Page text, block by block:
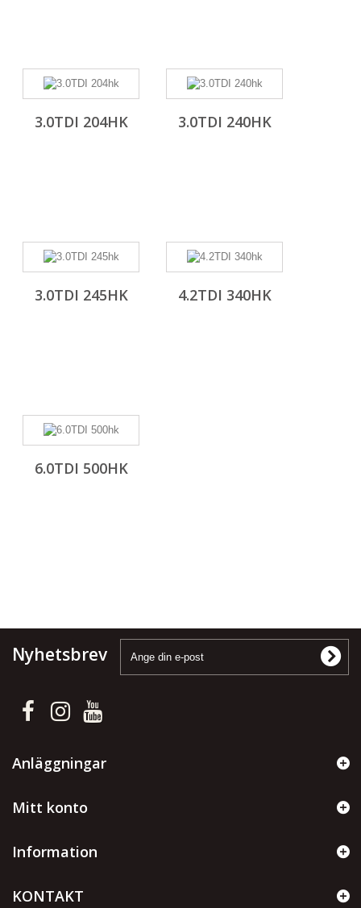
3.0TDI 204HK 3.0TDI 240HK
3.0TDI 245HK 4.2TDI 340HK
6.0TDI 500HK
Nyhetsbrev
Anläggningar
Mitt konto
Information
KONTAKT